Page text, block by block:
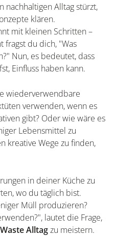
Alltag stürzt,
klären.
mit kleinen Schritten –
fragst du dich, "Was
Nun, es bedeutet, dass
Einfluss haben kann.
wiederverwendbare
verwenden, wenn es
gibt? Oder wie wäre es
Lebensmittel zu
kreative Wege zu finden,
in deiner Küche zu
wo du täglich bist.
Müll produzieren?
lautet die Frage,
Alltagzu meistern.